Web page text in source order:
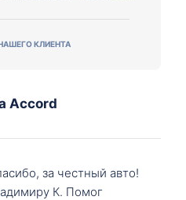
КЛИЕНТА
Accord
за честный авто!
К. Помог